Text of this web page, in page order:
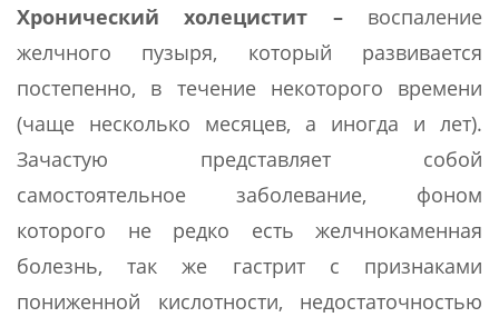
Хронический холецистит – воспаление
желчного пузыря, который развивается
постепенно, в течение некоторого времени
(чаще несколько месяцев, а иногда и лет).
Зачастую представляет собой
самостоятельное заболевание, фоном
которого не редко есть желчнокаменная
болезнь, так же гастрит с признаками
пониженной кислотности, недостаточностью